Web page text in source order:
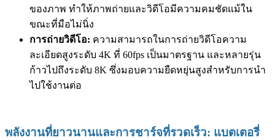
ของภาพ ทำให้ภาพถ่ายและวิดีโอมีความคมชัดแม้ใน
ขณะที่มือไม่นิ่ง
การถ่ายวิดีโอ: ความสามารถในการถ่ายวิดีโอความ
ละเอียดสูงระดับ 4K ที่ 60fps เป็นมาตรฐาน และหลายรุ่น
ก้าวไปถึงระดับ 8K ซึ่งมอบความยืดหยุ่นสูงสำหรับการนำ
ไปใช้งานต่อ
พลังงานที่ยาวนานและการชาร์จที่รวดเร็ว: แบตเตอรี่